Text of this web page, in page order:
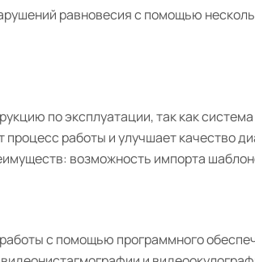
равновесия с помощью
по эксплуатации, так как
работы и улучшает качество
возможность импорта
с помощью программного